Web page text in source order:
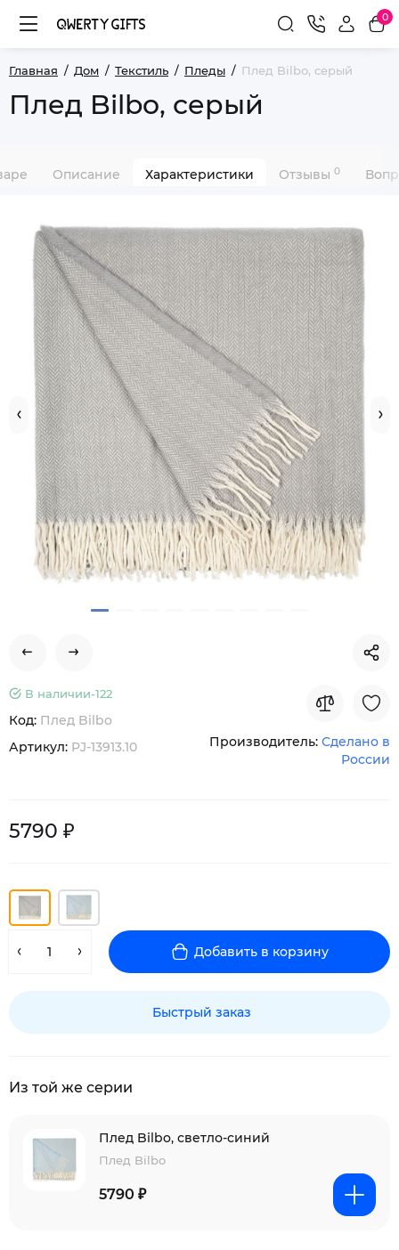
0
Главная Дом Текстиль Пледы Плед Bilbo, серый
Плед Bilbo, серый
Описание Характеристики Отзывы 0
В наличии-122
Код: Плед Bilbo
Артикул: PJ-13913.10 Производитель: Сделано в
России
5790 ₽
Добавить в корзину
Быстрый заказ
Из той же серии
Плед Bilbo, светло-синий
Плед Bilbo
5790 ₽